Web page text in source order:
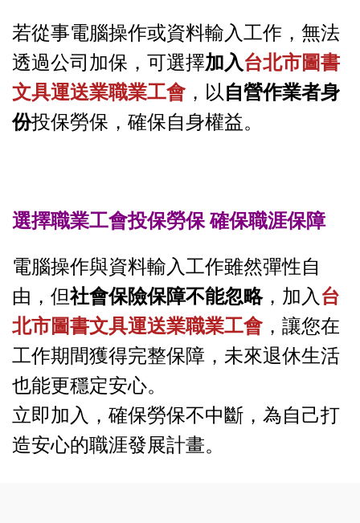
若從事電腦操作或資料輸入工作，無法
透過公司加保，可選擇加入台北市圖書
文具運送業職業工會，以自營作業者身
份投保勞保，確保自身權益。
選擇職業工會投保勞保 確保職涯保障
電腦操作與資料輸入工作雖然彈性自
由，但社會保險保障不能忽略，加入台
北市圖書文具運送業職業工會，讓您在
工作期間獲得完整保障，未來退休生活
也能更穩定安心。
立即加入，確保勞保不中斷，為自己打
造安心的職涯發展計畫。